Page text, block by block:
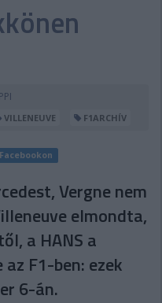
VILLENEUVE F1ARCHÍV
Vergne nem
elmondta,
a HANS a
F1-ben: ezek
6-án.